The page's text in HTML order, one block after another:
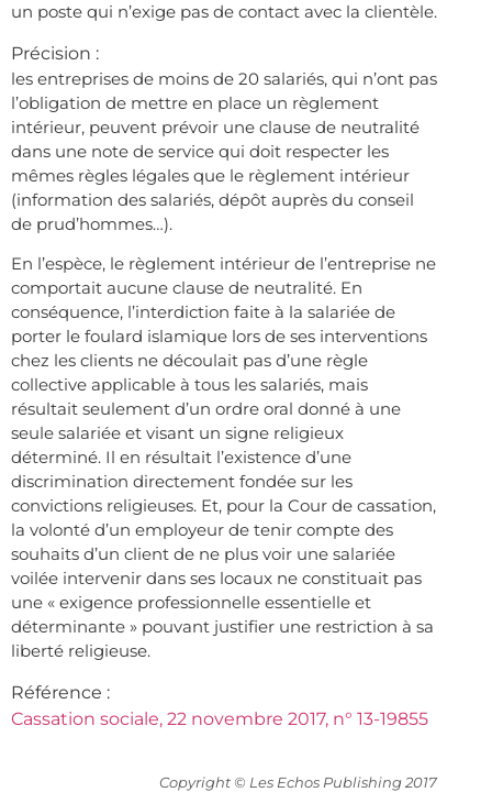
un poste qui n’exige pas de contact avec la clientèle.
Précision :
les entreprises de moins de 20 salariés, qui n’ont pas
l’obligation de mettre en place un règlement
intérieur, peuvent prévoir une clause de neutralité
dans une note de service qui doit respecter les
mêmes règles légales que le règlement intérieur
(information des salariés, dépôt auprès du conseil
de prud’hommes…).
En l’espèce, le règlement intérieur de l’entreprise ne
comportait aucune clause de neutralité. En
conséquence, l’interdiction faite à la salariée de
porter le foulard islamique lors de ses interventions
chez les clients ne découlait pas d’une règle
collective applicable à tous les salariés, mais
résultait seulement d’un ordre oral donné à une
seule salariée et visant un signe religieux
déterminé. Il en résultait l’existence d’une
discrimination directement fondée sur les
convictions religieuses. Et, pour la Cour de cassation,
la volonté d’un employeur de tenir compte des
souhaits d’un client de ne plus voir une salariée
voilée intervenir dans ses locaux ne constituait pas
une « exigence professionnelle essentielle et
déterminante » pouvant justifier une restriction à sa
liberté religieuse.
Référence :
Cassation sociale, 22 novembre 2017, n° 13-19855
Copyright © Les Echos Publishing 2017